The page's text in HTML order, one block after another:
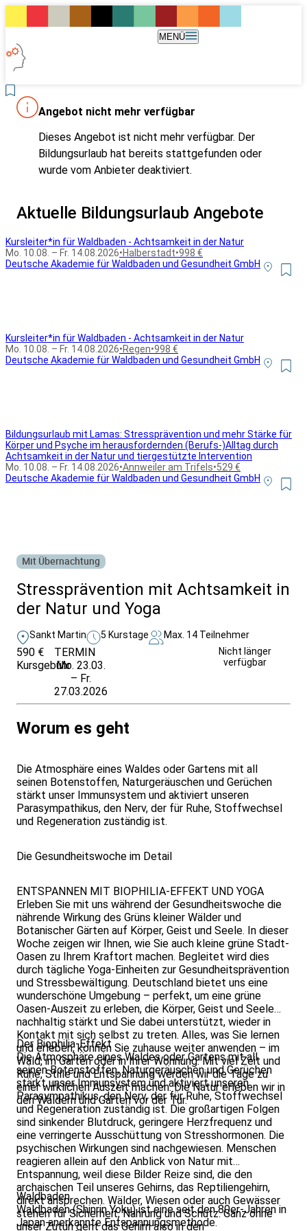
MENÜ
Angebot nicht mehr verfügbar
Dieses Angebot ist nicht mehr verfügbar. Der
Bildungsurlaub hat bereits stattgefunden oder
wurde vom Anbieter deaktiviert.
Aktuelle Bildungsurlaub Angebote
Kursleiter*in für Waldbaden - Achtsamkeit in der Natur
Mo. 10.08. – Fr. 14.08.2026•Halberstadt•998 €
Deutsche Akademie für Waldbaden und Gesundheit GmbH
Kursleiter*in für Waldbaden - Achtsamkeit in der Natur
Mo. 10.08. – Fr. 14.08.2026•Regen•998 €
Deutsche Akademie für Waldbaden und Gesundheit GmbH
Bildungsurlaub mit Lamas: Stressprävention und mehr Stärke für
Körper und Psyche im herausfordernden (Berufs-)Alltag durch
Achtsamkeit in der Natur und tiergestützte Intervention
Mo. 10.08. – Fr. 14.08.2026•Annweiler am Trifels•529 €
Deutsche Akademie für Waldbaden und Gesundheit GmbH
Mit Übernachtung
Stressprävention mit Achtsamkeit in
der Natur und Yoga
Sankt Martin 5 Kurstage Max. 14 Teilnehmer
590 €
Kursgebühr
TERMIN
Mo. 23.03.
– Fr.
27.03.2026
Nicht länger
verfügbar
Worum es geht
Die Atmosphäre eines Waldes oder Gartens mit all
seinen Botenstoffen, Naturgeräuschen und Gerüchen
stärkt unser Immunsystem und aktiviert unseren
Parasympathikus, den Nerv, der für Ruhe, Stoffwechsel
und Regeneration zuständig ist.
Die Gesundheitswoche im Detail
ENTSPANNEN MIT BIOPHILIA-EFFEKT UND YOGA
Erleben Sie mit uns während der Gesundheitswoche die
nährende Wirkung des Grüns kleiner Wälder und
Botanischer Gärten auf Körper, Geist und Seele. In dieser
Woche zeigen wir Ihnen, wie Sie auch kleine grüne Stadt-
Oasen zu Ihrem Kraftort machen. Begleitet wird dies
durch tägliche Yoga-Einheiten zur Gesundheitsprävention
und Stressbewältigung. Deutschland bietet uns eine
wunderschöne Umgebung – perfekt, um eine grüne
Oasen-Auszeit zu erleben, die Körper, Geist und Seele
nachhaltig stärkt und Sie dabei unterstützt, wieder in
Kontakt mit sich selbst zu treten. Alles, was Sie lernen
und erleben, können Sie zuhause weiter anwenden – im
Wald, im Garten oder in Ihrer Wohnung. Mit viel Zeit und
Ruhe, Stille und Entspannung werden wir die Tage zu
einer wirklichen Auszeit machen. Die Natur erleben wir in
den Wäldern und Gärten vor der Tür.
Der Biophilia-Effekt
Die Atmosphäre eines Waldes oder Gartens mit all
seinen Botenstoffen, Naturgeräuschen und Gerüchen
stärkt unser Immunsystem und aktiviert unseren
Parasympathikus, den Nerv, der für Ruhe, Stoffwechsel
und Regeneration zuständig ist. Die großartigen Folgen
sind sinkender Blutdruck, geringere Herzfrequenz und
eine verringerte Ausschüttung von Stresshormonen. Die
psychischen Wirkungen sind nachgewiesen. Menschen
reagieren allein auf den Anblick von Natur mit
Entspannung, weil diese Bilder Reize sind, die den
archaischen Teil unseres Gehirns, das Reptiliengehirn,
direkt ansprechen. Wälder, Wiesen oder auch Gewässer
stehen für Sicherheit, Nahrung und Schutz. Ganz ohne
unser Zutun geht das Gehirn also in den
Waldbaden
Waldbaden (Shinrin Yoku) ist eine seit den 80er-Jahren in
Japan anerkannte Entspannungsmethode.